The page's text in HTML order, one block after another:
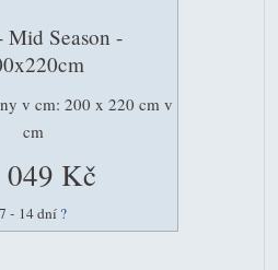
Mid Season -
v cm: 200 x 220 cm v
cm
049 Kč
7 - 14 dní ?